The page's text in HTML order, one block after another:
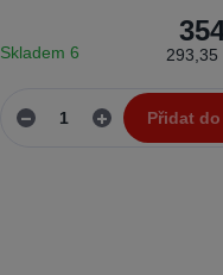
293,35
Skladem 6
Přidat